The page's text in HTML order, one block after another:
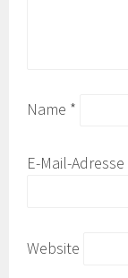
Name *
E-Mail-Adresse
Website